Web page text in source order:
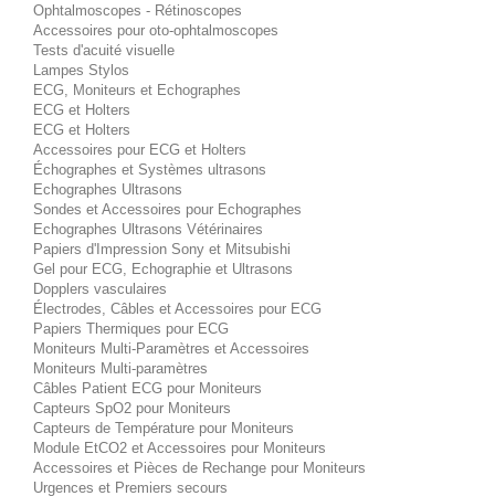
Ophtalmoscopes - Rétinoscopes
Accessoires pour oto-ophtalmoscopes
Tests d'acuité visuelle
Lampes Stylos
ECG, Moniteurs et Echographes
ECG et Holters
ECG et Holters
Accessoires pour ECG et Holters
Échographes et Systèmes ultrasons
Echographes Ultrasons
Sondes et Accessoires pour Echographes
Echographes Ultrasons Vétérinaires
Papiers d'Impression Sony et Mitsubishi
Gel pour ECG, Echographie et Ultrasons
Dopplers vasculaires
Électrodes, Câbles et Accessoires pour ECG
Papiers Thermiques pour ECG
Moniteurs Multi-Paramètres et Accessoires
Moniteurs Multi-paramètres
Câbles Patient ECG pour Moniteurs
Capteurs SpO2 pour Moniteurs
Capteurs de Température pour Moniteurs
Module EtCO2 et Accessoires pour Moniteurs
Accessoires et Pièces de Rechange pour Moniteurs
Urgences et Premiers secours